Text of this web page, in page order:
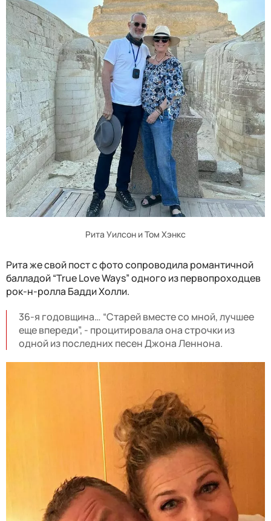
Рита Уилсон и Том Хэнкс
Рита же свой пост с фото сопроводила романтичной
балладой “True Love Ways” одного из первопроходцев
рок-н-ролла Бадди Холли.
36-я годовщина… “Старей вместе со мной, лучшее
еще впереди”, - процитировала она строчки из
одной из последних песен Джона Леннона.